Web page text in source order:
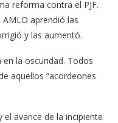
reforma contra el PJF.
aprendió las
y las aumentó.
la oscuridad. Todos
aquellos “acordeones
avance de la incipiente